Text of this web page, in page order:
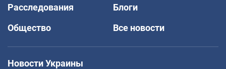
Расследования
Блоги
Общество
Все новости
Новости Украины